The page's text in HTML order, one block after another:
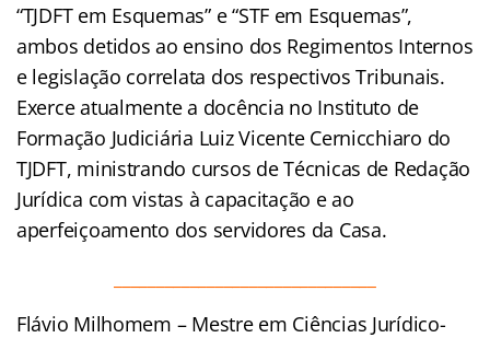
“TJDFT em Esquemas” e “STF em Esquemas”,
ambos detidos ao ensino dos Regimentos Internos
e legislação correlata dos respectivos Tribunais.
Exerce atualmente a docência no Instituto de
Formação Judiciária Luiz Vicente Cernicchiaro do
TJDFT, ministrando cursos de Técnicas de Redação
Jurídica com vistas à capacitação e ao
aperfeiçoamento dos servidores da Casa.
Flávio Milhomem – Mestre em Ciências Jurídico-